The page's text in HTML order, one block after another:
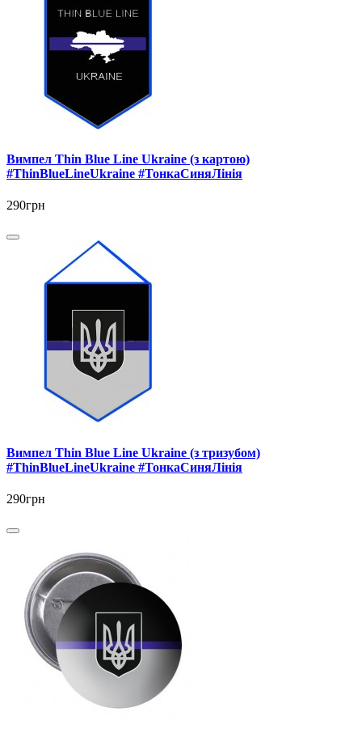
Вимпел Thin Blue Line Ukraine (з картою)
#ThinBlueLineUkraine #ТонкаСиняЛінія
290грн
Вимпел Thin Blue Line Ukraine (з тризубом)
#ThinBlueLineUkraine #ТонкаСиняЛінія
290грн